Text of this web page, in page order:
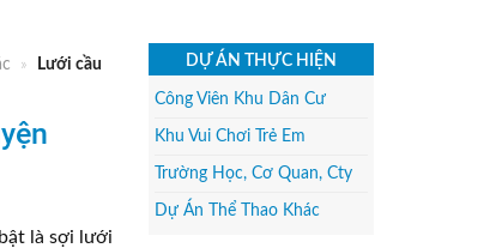
»
Lưới cầu
là sợi lưới
DỰ ÁN THỰC HIỆN
Công Viên Khu Dân Cư
Khu Vui Chơi Trẻ Em
Trường Học, Cơ Quan, Cty
Dự Án Thể Thao Khác